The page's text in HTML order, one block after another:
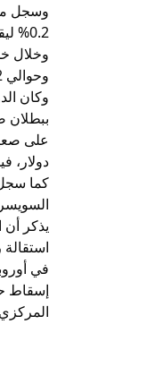
وسجل
0.2% ليقترب من مستوى 79.26 نقطة.
وحوالي 12% منذ تولي الرئيس دونالد ترامب مهامه.
وكان
دولار، فيما صعد
السويسري بنسبة
يذكر أن
في
إسقاط